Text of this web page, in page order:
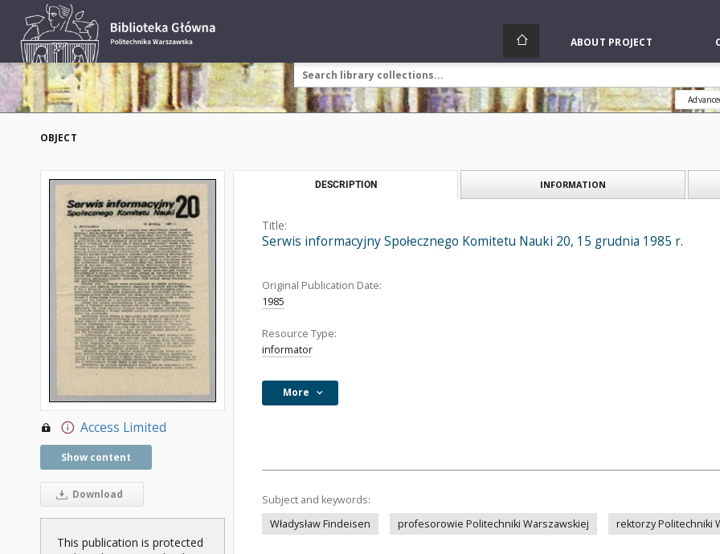
ABOUT PROJECT
OBJECT
Access Limited
Show content
Download
This publication is protected
DESCRIPTION INFORMATION
Title:
Serwis informacyjny Społecznego Komitetu Nauki 20, 15 grudnia 1985 r.
Original Publication Date:
1985
Resource Type:
informator
More
Subject and keywords:
Władysław Findeisen
profesorowie Politechniki Warszawskiej rektorzy Politechniki